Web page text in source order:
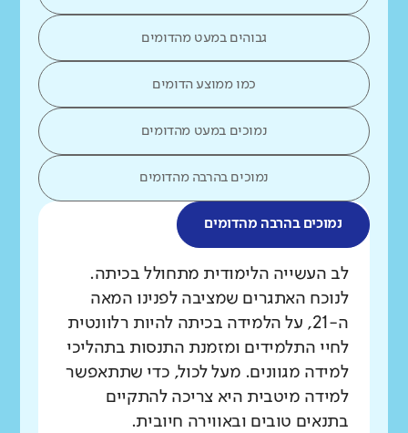
גבוהים במעט מהדומים
כמו ממוצע הדומים
נמוכים במעט מהדומים
נמוכים בהרבה מהדומים
נמוכים בהרבה מהדומים
לב העשייה הלימודית מתחולל בכיתה.
לנוכח האתגרים שמציבה לפנינו המאה
ה-21, על הלמידה בכיתה להיות רלוונטית
לחיי התלמידים ומזמנת התנסות בתהליכי
למידה מגוונים. מעל לכול, כדי שתתאפשר
למידה מיטבית היא צריכה להתקיים
בתנאים טובים ובאווירה חיובית.